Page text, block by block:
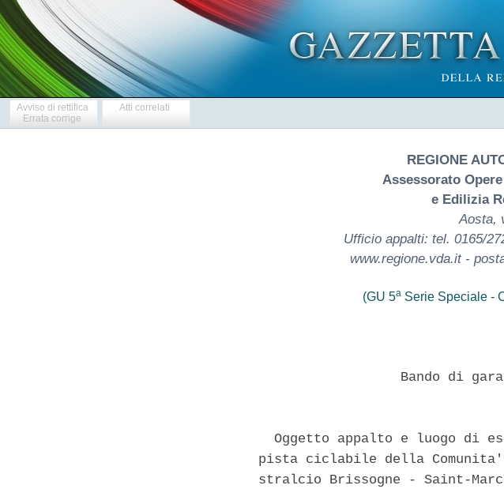
Avviso di rettifica
Errata corrige
Atti correlati
REGIONE
Assessorato
e Edilizia
Aosta,
Ufficio appalti: tel. 0165/
www.regione.vda.it -
(GU 5aSerie Speciale -
Bando di
Oggetto appalto e luogo di
pista ciclabile della
stralcio Brissogne - Saint-